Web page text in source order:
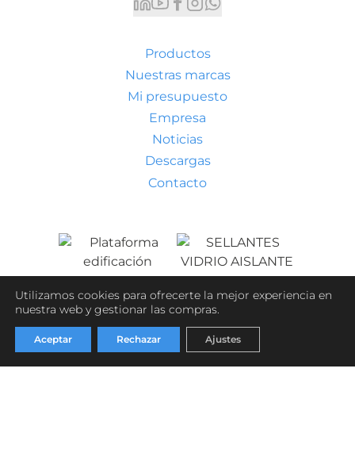
Productos
Nuestras marcas
Mi presupuesto
Empresa
Noticias
Descargas
Contacto
Condiciones generales de venta
Aviso legal
Política de privacidad
Política de cookies
Utilizamos cookies para ofrecerte la mejor experiencia en
nuestra web y gestionar las compras.
Aceptar Rechazar Ajustes